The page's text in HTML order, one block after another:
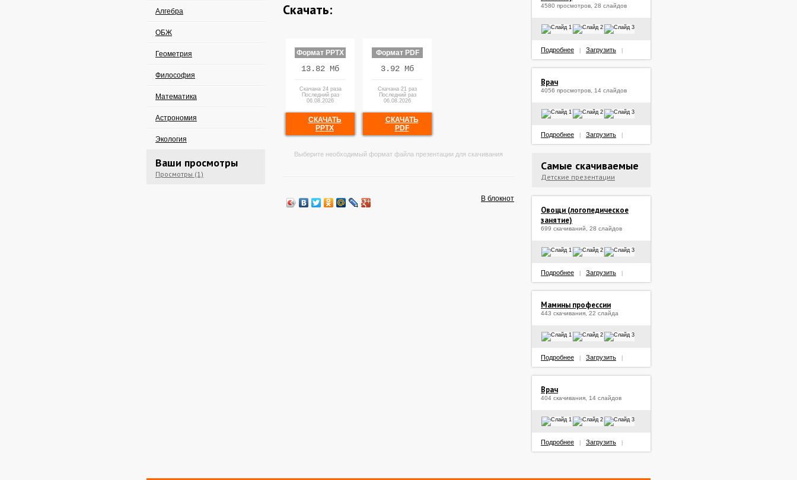
Алгебра
ОБЖ
Геометрия
Философия
Математика
Астрономия
Экология
Ваши просмотры
Просмотры (1)
Скачать:
Формат PPTX
13.82 Мб
Скачана 24 раза
Последний раз
06.08.2026
СКАЧАТЬ
PPTX
Формат PDF
3.92 Мб
Скачана 21 раз
Последний раз
06.08.2026
СКАЧАТЬ
PDF
Выберите необходимый формат файла презентации для скачивания
В блокнот
4580 просмотров, 28 слайдов
Подробнее Загрузить
Врач
4056 просмотров, 14 слайдов
Подробнее Загрузить
Самые скачиваемые
Детские презентации
Овощи (логопедическое
занятие)
699 скачиваний, 28 слайдов
Подробнее Загрузить
Мамины профессии
443 скачивания, 22 слайда
Подробнее Загрузить
Врач
404 скачивания, 14 слайдов
Подробнее Загрузить